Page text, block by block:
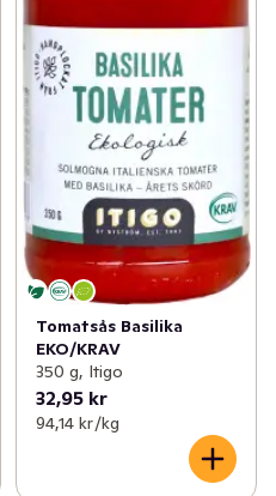
Tomatsås Basilika
EKO/KRAV
350 g, Itigo
32,95 kr
94,14 kr /kg